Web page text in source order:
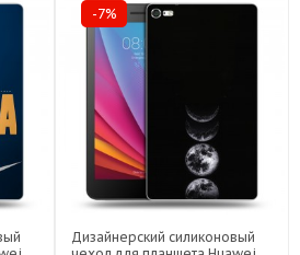
-7%
Дизайнерский силиконовый